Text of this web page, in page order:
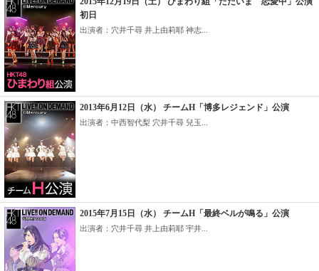
初日
出演者：穴井千尋 井上由莉耶 神志...
2013年6月12日（水） チームH「博多レジェンド」公演
出演者：中西智代梨 穴井千尋 兒玉...
2015年7月15日（水） チームH「最終ベルが鳴る」公演
出演者：穴井千尋 井上由莉耶 宇井...